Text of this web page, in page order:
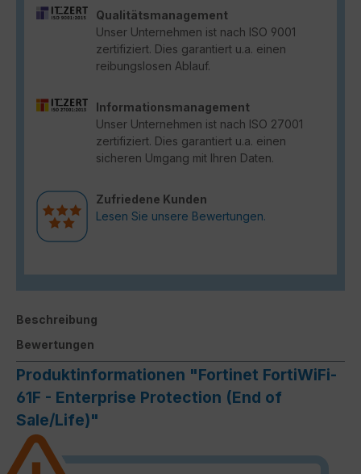
Qualitätsmanagement
Unser Unternehmen ist nach ISO 9001
zertifiziert. Dies garantiert u.a. einen
reibungslosen Ablauf.
Informationsmanagement
Unser Unternehmen ist nach ISO 27001
zertifiziert. Dies garantiert u.a. einen
sicheren Umgang mit Ihren Daten.
Zufriedene Kunden
Lesen Sie unsere Bewertungen.
Beschreibung
Bewertungen
Produktinformationen "Fortinet FortiWiFi-
61F - Enterprise Protection (End of
Sale/Life)"